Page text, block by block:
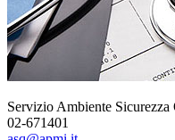
Servizio Ambiente Sicurezza
02-671401